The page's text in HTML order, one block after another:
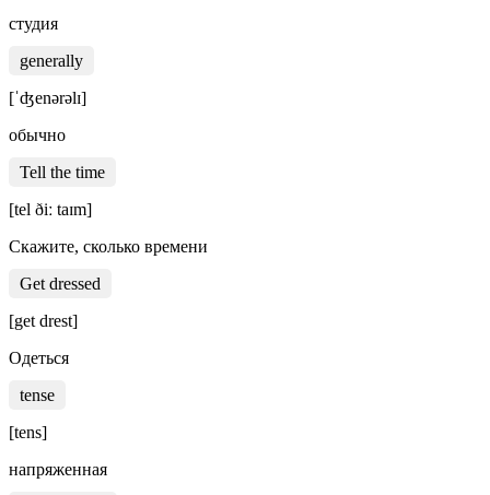
студия
generally
[ˈʤenərəlɪ]
обычно
Tell the time
[tel ðiː taɪm]
Скажите, сколько времени
Get dressed
[get drest]
Одеться
tense
[tens]
напряженная